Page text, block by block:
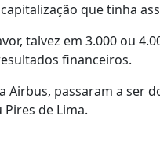
que tinha
talvez em 3.000 ou
financeiros.
Airbus, passaram a ser
de Lima.